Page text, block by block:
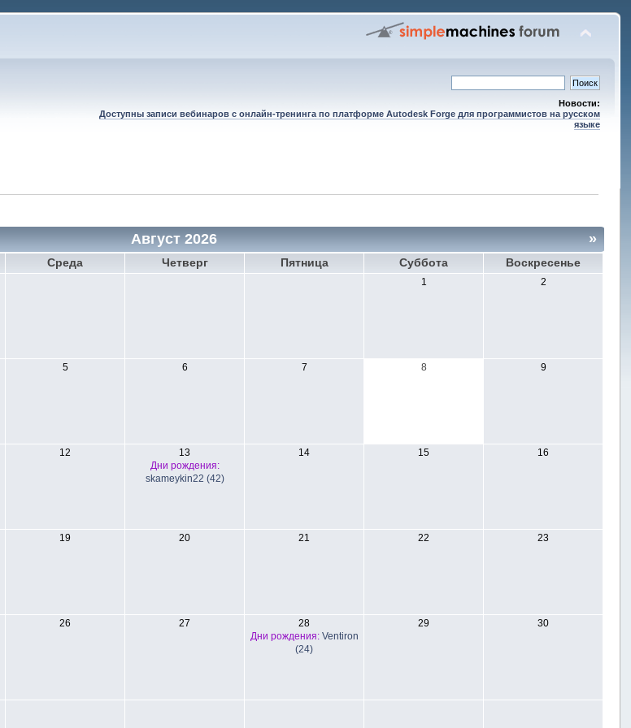
Новости:
Доступны записи вебинаров с онлайн-тренинга по платформе Autodesk Forge для программистов на русском
языке
»
Август 2026
Среда Четверг Пятница Суббота Воскресенье
1 2
5 6 7 8 9
12
13
Дни рождения:
skameykin22 (42)
14 15 16
19 20 21 22 23
26 27
28
Дни рождения: Ventiron
(24)
29 30